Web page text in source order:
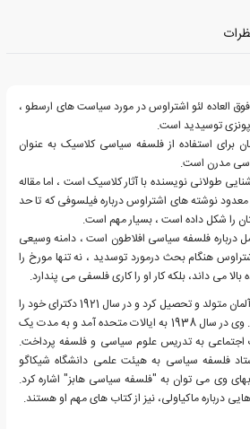
العاده لئو اشتراوس در مورد سیاست های ارسطو ،
توسیدید است.
برای استفاده از فلسفه سیاسی کلاسیک به عنوان
مدرن است.
طولانی نویسنده با آثار کلاسیک است ، اما مقاله
معدود نوشته های اشتراوس درباره فیلسوفی که تا حد
را شکل داده است ، بسیار مهم است.
درباره فلسفه سیاسی افلاطون است ، دامنه وسیعی
هنگام بحث درمورد توسدید ، نه تنها مورخ را
می داند، بلکه کار او را کاری فلسفی می پندارد.
لئو اشتراوس (1899-1973) در آلمان متولد و تحصیل کرد و در سال 1921 دکترای خود را
از دانشگاه هامبورگ دریافت کرد. وی در سال 1938 به ایالات متحده آمد و به مدت یک
به تدریس علوم سیاسی و فلسفه پرداخت.
عنوان استاد فلسفه سیاسی به هیئت علمی دانشگاه شیکاگو
وی می توان به "فلسفه سیاسی هابز" اشاره کرد.
درباره ماکیاولی، نیز از کتاب های مهم او هستند.